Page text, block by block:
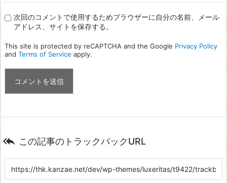
次回のコメントで使用するためブラウザーに自分の名前、メール
アドレス、サイトを保存する。
This site is protected by reCAPTCHA and the Google Privacy Policy
and Terms of Service apply.
 この記事のトラックバックURL